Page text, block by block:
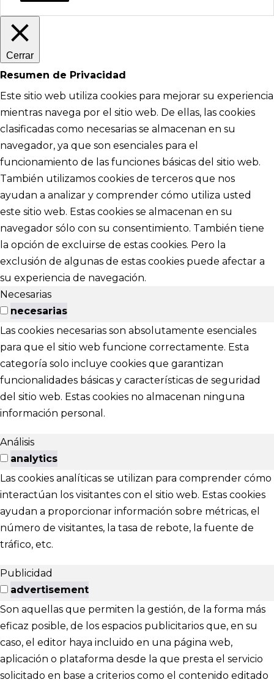
Cerrar
Resumen de Privacidad
Este sitio web utiliza cookies para mejorar su experiencia
mientras navega por el sitio web. De ellas, las cookies
clasificadas como necesarias se almacenan en su
navegador, ya que son esenciales para el
funcionamiento de las funciones básicas del sitio web.
También utilizamos cookies de terceros que nos
ayudan a analizar y comprender cómo utiliza usted
este sitio web. Estas cookies se almacenan en su
navegador sólo con su consentimiento. También tiene
la opción de excluirse de estas cookies. Pero la
exclusión de algunas de estas cookies puede afectar a
su experiencia de navegación.
Necesarias
necesarias
Las cookies necesarias son absolutamente esenciales
para que el sitio web funcione correctamente. Esta
categoría solo incluye cookies que garantizan
funcionalidades básicas y características de seguridad
del sitio web. Estas cookies no almacenan ninguna
información personal.
Análisis
analytics
Las cookies analíticas se utilizan para comprender cómo
interactúan los visitantes con el sitio web. Estas cookies
ayudan a proporcionar información sobre métricas, el
número de visitantes, la tasa de rebote, la fuente de
tráfico, etc.
Publicidad
advertisement
Son aquellas que permiten la gestión, de la forma más
eficaz posible, de los espacios publicitarios que, en su
caso, el editor haya incluido en una página web,
aplicación o plataforma desde la que presta el servicio
solicitado en base a criterios como el contenido editado